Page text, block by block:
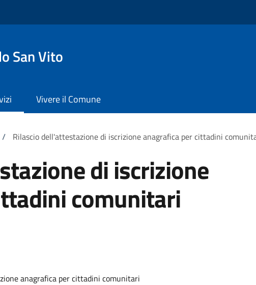
San Vito
Vivere il Comune
/ Rilascio dell'attestazione di iscrizione anagrafica per cittadini
di iscrizione
comunitari
anagrafica per cittadini comunitari